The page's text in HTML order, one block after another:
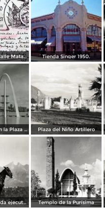
Aspecto de La Calle Matamoros ( Circulada el 8 de Abril de 1912 ). Tienda Singer 1950.
Fuente espejo en la Plaza Zaragoza Plaza del Niño Artillero
Guadalupe Partida ejecutando una charrería con lazo Templo de la Purísima